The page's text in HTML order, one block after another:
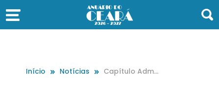
Início Notícias
Capítulo Admi